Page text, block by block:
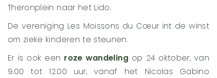
Theronplein naar het Lido.
De vereniging Les Moissons du Cœur int de winst
om zieke kinderen te steunen.
Er is ook een roze wandelingop 24 oktober, van
9.00 tot 12.00 uur, vanaf het Nicolas Gabino